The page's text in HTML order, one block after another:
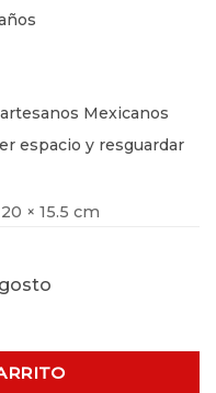
Mexicanos
espacio y resguardar
20 × 15.5 cm